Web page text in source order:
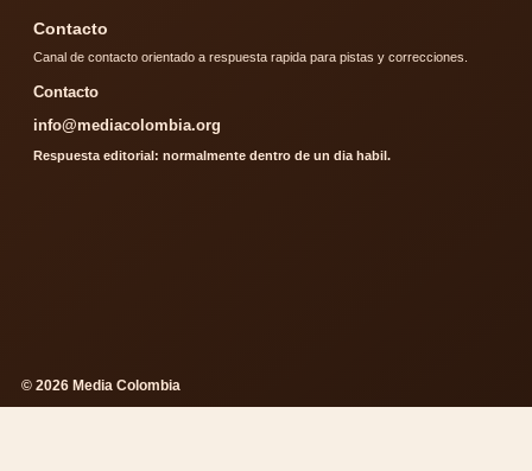
Contacto
Canal de contacto orientado a respuesta rapida para pistas y correcciones.
Contacto
info@mediacolombia.org
Respuesta editorial: normalmente dentro de un dia habil.
© 2026 Media Colombia